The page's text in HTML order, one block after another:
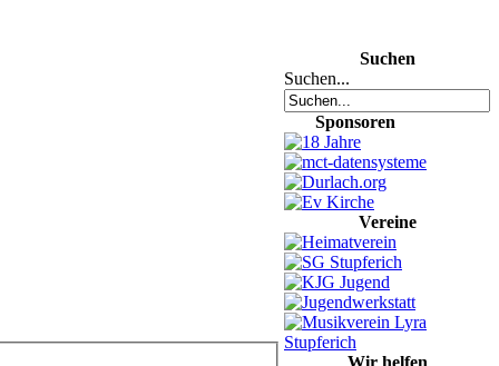
Suchen
Suchen...
Sponsoren
Vereine
Wir helfen